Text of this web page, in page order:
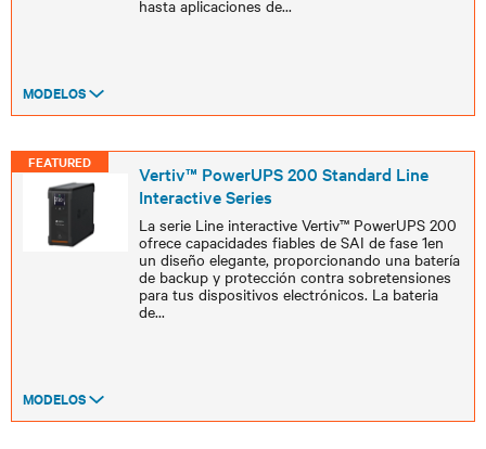
hasta aplicaciones de...
MODELOS
FEATURED
Vertiv™ PowerUPS 200 Standard Line
Interactive Series
La serie Line interactive Vertiv™ PowerUPS 200
ofrece capacidades fiables de SAI de fase 1en
un diseño elegante, proporcionando una batería
de backup y protección contra sobretensiones
para tus dispositivos electrónicos. La bateria
de...
MODELOS